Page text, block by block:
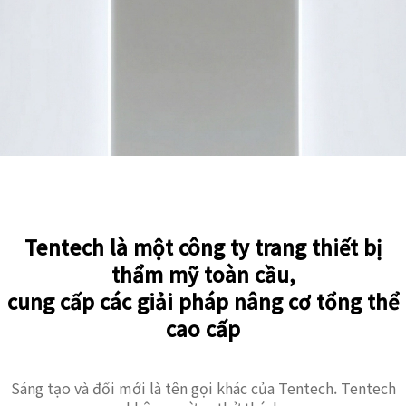
Tentech là một công ty trang thiết bị
thẩm mỹ toàn cầu,
cung cấp các giải pháp nâng cơ tổng thể
cao cấp
Sáng tạo và đổi mới là tên gọi khác của Tentech. Tentech